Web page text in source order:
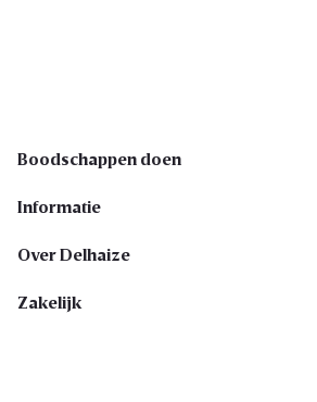
Boodschappen doen
Informatie
Over Delhaize
Zakelijk